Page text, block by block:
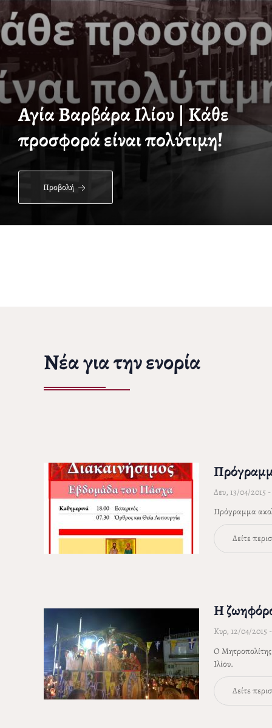
Αγία Βαρβάρα Ιλίου | Κάθε
προσφορά είναι πολύτιμη!
Προβολή
Νέα για την ενορία
Δευ, 13/04/2015 -
Πρόγραμμα
Δείτε
Η
Κυρ, 12/04/2015
Ο Μητροπολίτης
Ιλίου.
Δείτε